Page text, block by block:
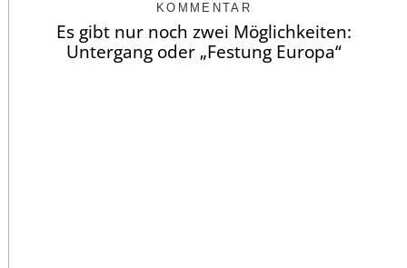
KOMMENTAR
Es gibt nur noch zwei Möglichkeiten:
Untergang oder „Festung Europa“